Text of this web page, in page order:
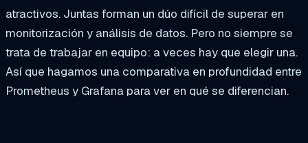
atractivos. Juntas forman un dúo difícil de superar en
monitorización y análisis de datos. Pero no siempre se
trata de trabajar en equipo: a veces hay que elegir una.
Así que hagamos una comparativa en profundidad entre
Prometheus y Grafana para ver en qué se diferencian.